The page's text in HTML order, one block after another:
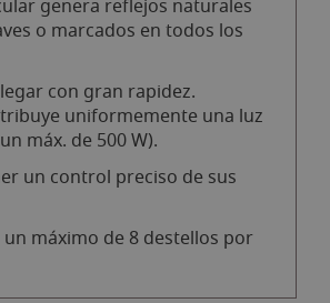
genera reflejos naturales
o marcados en todos los
con gran rapidez.
uniformemente una luz
máx. de 500 W).
un control preciso de sus
máximo de 8 destellos por